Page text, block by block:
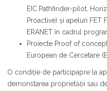
EIC Pathfinder-pilot,
Proactive) și apeluri FET
ERANET în cadrul
Proiecte Proof of
European de Cercetare
O condiție de participapre la
demonstarea proprietății sau